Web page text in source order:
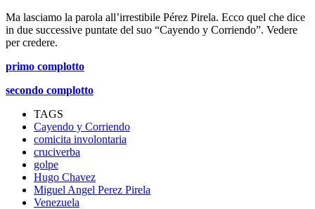
Ma lasciamo la parola all’irrestibile Pérez Pirela. Ecco quel che dice
in due successive puntate del suo “Cayendo y Corriendo”. Vedere
per credere.
primo complotto
secondo complotto
TAGS
Cayendo y Corriendo
comicita involontaria
cruciverba
golpe
Hugo Chavez
Miguel Angel Perez Pirela
Venezuela